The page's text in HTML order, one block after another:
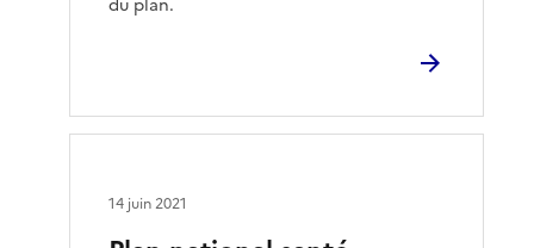
14 juin 2021